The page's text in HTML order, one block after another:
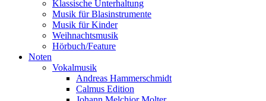
Klassische Unterhaltung
Musik für Blasinstrumente
Musik für Kinder
Weihnachtsmusik
Hörbuch/Feature
Noten
Vokalmusik
Andreas Hammerschmidt
Calmus Edition